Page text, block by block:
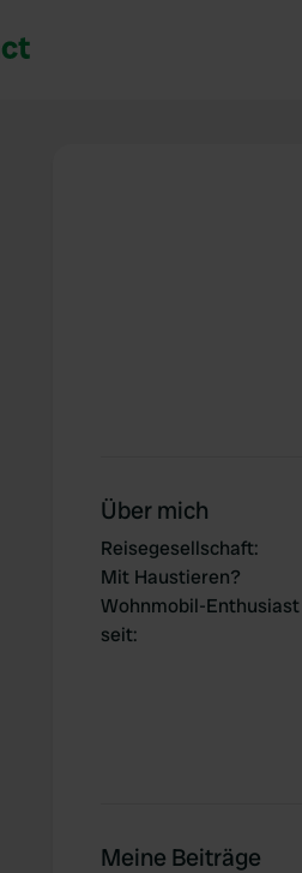
Über mich
Reisegesellschaft:
Mit Haustieren?
Wohnmobil-Enthusiast
seit:
Meine Beiträge